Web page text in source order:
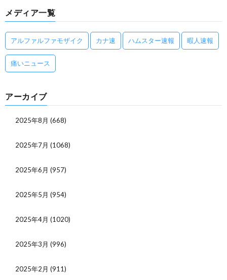
メディア一覧
アルファルファモザイク カナ速 ハムスター速報 暇人速報
痛いニュース
アーカイブ
2025年8月 (668)
2025年7月 (1068)
2025年6月 (957)
2025年5月 (954)
2025年4月 (1020)
2025年3月 (996)
2025年2月 (911)